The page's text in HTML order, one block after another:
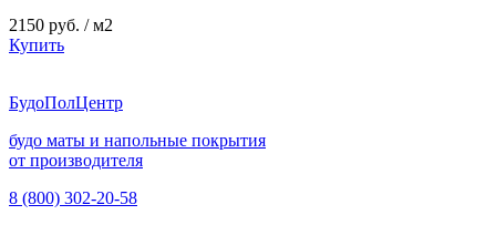
2150 руб. / м2
Купить
БудоПолЦентр
будо маты и напольные покрытия
от производителя
8 (800) 302-20-58